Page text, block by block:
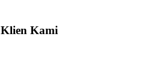
Klien Kami